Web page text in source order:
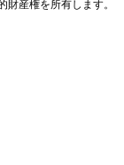
財産権を所有します。